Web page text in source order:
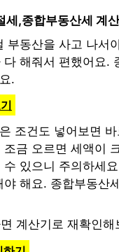
세,종합부동산세 계
부동산을 사고 나서
해줘서 편했어요.
.
조건도 넣어보면
금 오르면 세액이
있으니 주의하세
해요. 종합부동산
계산기로 재확인해